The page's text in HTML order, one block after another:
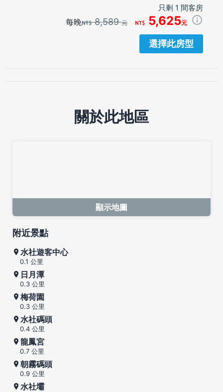
只剩 1 間客房
每晚 8,589元 5,625元
選擇此房型
關於此地區
顯示地圖
附近景點
水社遊客中心
0.1 公里
日月潭
0.3 公里
梅荷園
0.3 公里
水社碼頭
0.4 公里
龍鳳宮
0.7 公里
朝霧碼頭
0.9 公里
水社壩